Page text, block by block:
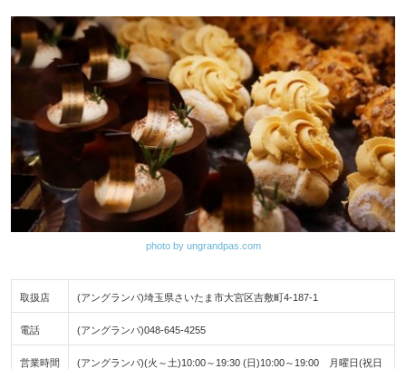
photo by ungrandpas.com
取扱店 (アングランパ)埼玉県さいたま市大宮区吉敷町4-187-1
電話 (アングランパ)048-645-4255
営業時間 (アングランパ)(火～土)10:00～19:30 (日)10:00～19:00 月曜日(祝日